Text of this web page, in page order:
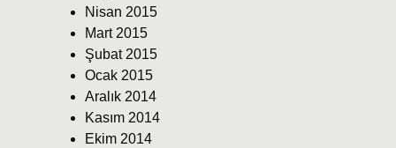
Nisan 2015
Mart 2015
Şubat 2015
Ocak 2015
Aralık 2014
Kasım 2014
Ekim 2014